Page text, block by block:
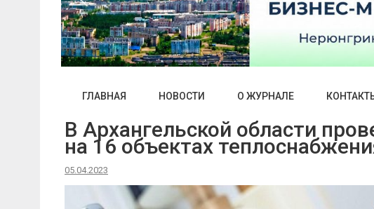
ГЛАВНАЯ НОВОСТИ О ЖУРНАЛЕ
В Архангельской области
на 16 объектах
05.04.2023